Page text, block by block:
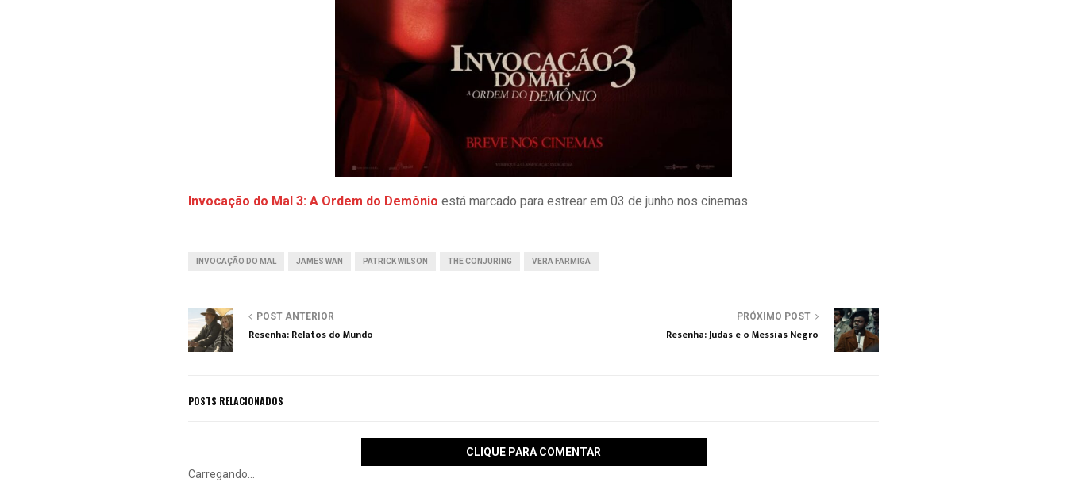
Invocação do Mal 3: A Ordem do Demônio está marcado para estrear em 03 de junho nos cinemas.
INVOCAÇÃO DO MAL JAMES WAN PATRICK WILSON THE CONJURING VERA FARMIGA
POST ANTERIOR
Resenha: Relatos do Mundo
PRÓXIMO POST
Resenha: Judas e o Messias Negro
POSTS RELACIONADOS
CLIQUE PARA COMENTAR
Carregando...